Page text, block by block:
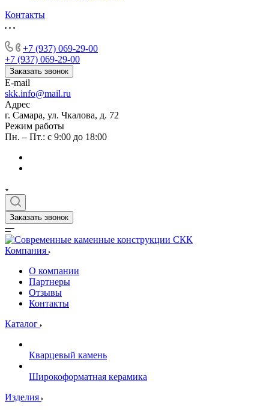
Контакты
+7 (937) 069-29-00
+7 (937) 069-29-00
Заказать звонок
E-mail
skk.info@mail.ru
Адрес
г. Самара, ул. Чкалова, д. 72
Режим работы
Пн. – Пт.: с 9:00 до 18:00
Заказать звонок
Компания
О компании
Партнеры
Отзывы
Контакты
Каталог
Кварцевый камень
Широкоформатная керамика
Изделия